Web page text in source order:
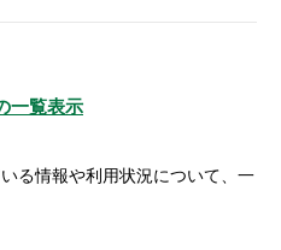
一覧表示
る情報や利用状況について、一